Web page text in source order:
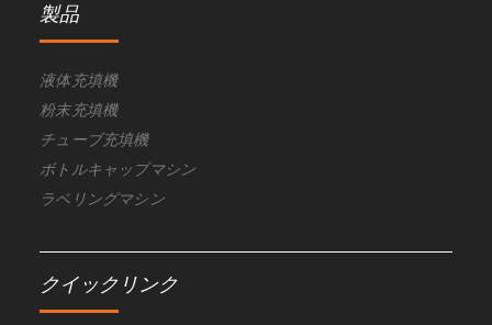
製品
液体充填機
粉末充填機
チューブ充填機
ボトルキャップマシン
ラベリングマシン
クイックリンク